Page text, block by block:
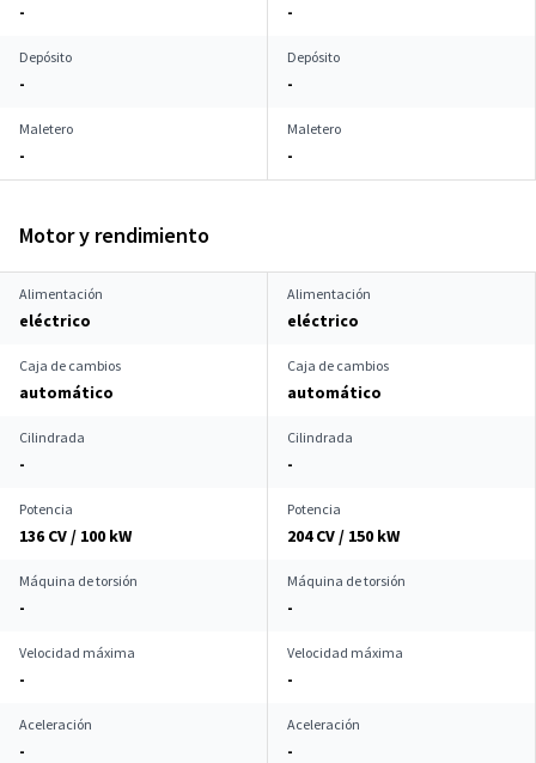
- -
Depósito
-
Depósito
-
Maletero
-
Maletero
-
Motor y rendimiento
Alimentación
eléctrico
Alimentación
eléctrico
Caja de cambios
automático
Caja de cambios
automático
Cilindrada
-
Cilindrada
-
Potencia
136 CV / 100 kW
Potencia
204 CV / 150 kW
Máquina de torsión
-
Máquina de torsión
-
Velocidad máxima
-
Velocidad máxima
-
Aceleración
-
Aceleración
-